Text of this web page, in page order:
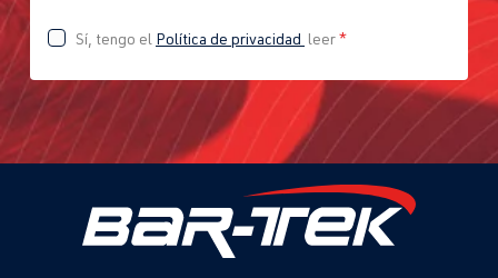
Sí, tengo el Política de privacidad leer*